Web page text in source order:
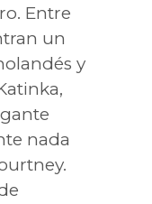
Entre
un
y
nada